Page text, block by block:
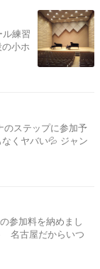
ル練習
小ホ
のステップに参加予
くヤバい💦 ジャン
参加料を納めまし
名古屋だからいつ